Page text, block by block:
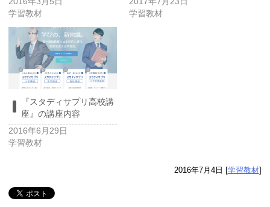
学習教材
学習教材
『スタディサプリ高校講
座』の講座内容
2016年6月29日
学習教材
2016年7月4日 [学習教材]